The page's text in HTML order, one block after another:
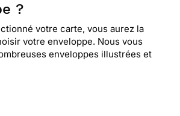
?
votre carte, vous aurez la
votre enveloppe. Nous vous
enveloppes illustrées et